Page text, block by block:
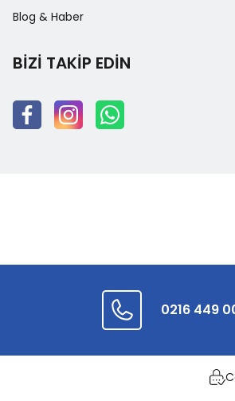
Blog & Haber
BİZİ TAKİP EDİN
0216 449